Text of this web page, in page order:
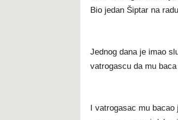
Bio jedan Šiptar na
Jednog dana je imao
vatrogascu da mu
I vatrogasac mu bacao